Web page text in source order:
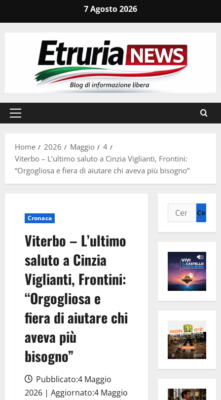
7 Agosto 2026
Menu
Home
2026 Maggio
4
Viterbo – L’ultimo saluto a Cinzia Viglianti, Frontini:
“Orgogliosa e fiera di aiutare chi aveva più bisogno”
Cronaca
Viterbo – L’ultimo
saluto a Cinzia
Viglianti, Frontini:
“Orgogliosa e
fiera di aiutare chi
aveva più
bisogno”
Pubblicato:4 Maggio
2026 | Aggiornato:4 Maggio
Ricerca
per: